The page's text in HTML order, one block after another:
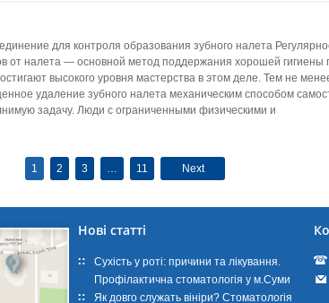
для контроля образования зубного налета
от налета — основ­ной метод поддержания хорошей гигиены
высокого уровня мастерства в этом деле. Тем не
удаление зубного налета механичес­ким способом
задачу. Люди с ограниченными физическими и
1 2 3 11 Next
Нові статті
Сухість у роті: причини та лікування.
Профілактична стоматологія у м.Суми
Як довго служать вініри? Стоматологія